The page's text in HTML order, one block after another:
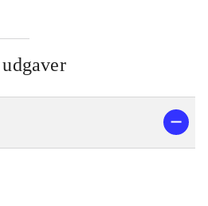
kan spille som
priest, men der
undervejs. I
endda
sig til en
main quests kan